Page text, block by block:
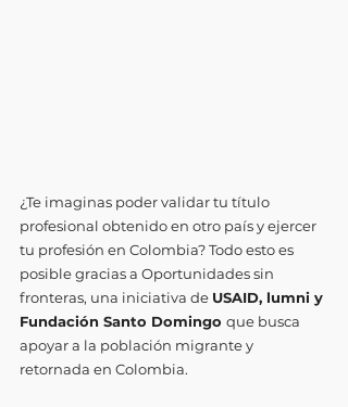
¿Te imaginas poder validar tu título
profesional obtenido en otro país y ejercer
tu profesión en Colombia? Todo esto es
posible gracias a Oportunidades sin
fronteras, una iniciativa de USAID, lumni y
Fundación Santo Domingo que busca
apoyar a la población migrante y
retornada en Colombia.